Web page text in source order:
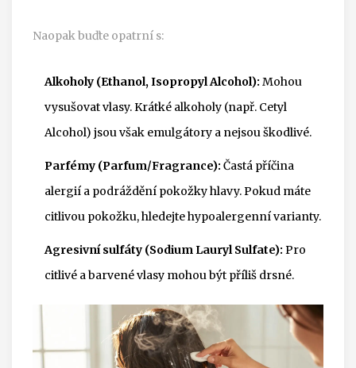
Naopak buďte opatrní s:
Alkoholy (Ethanol, Isopropyl Alcohol): Mohou
vysušovat vlasy. Krátké alkoholy (např. Cetyl
Alcohol) jsou však emulgátory a nejsou škodlivé.
Parfémy (Parfum/Fragrance): Častá příčina
alergií a podráždění pokožky hlavy. Pokud máte
citlivou pokožku, hledejte hypoalergenní varianty.
Agresivní sulfáty (Sodium Lauryl Sulfate): Pro
citlivé a barvené vlasy mohou být příliš drsné.